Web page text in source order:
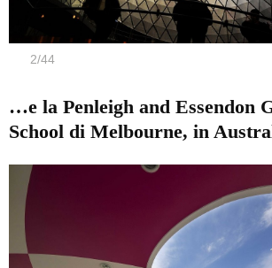
2/44
…e la Penleigh and Essendon
School di Melbourne, in